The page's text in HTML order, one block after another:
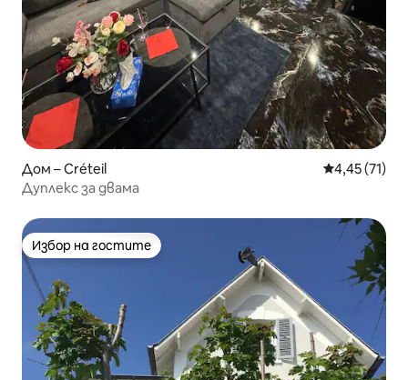
Дом – Créteil Средна
4,45 (71)
Дуплекс за двама
Избор на гостите
Избор на гостите